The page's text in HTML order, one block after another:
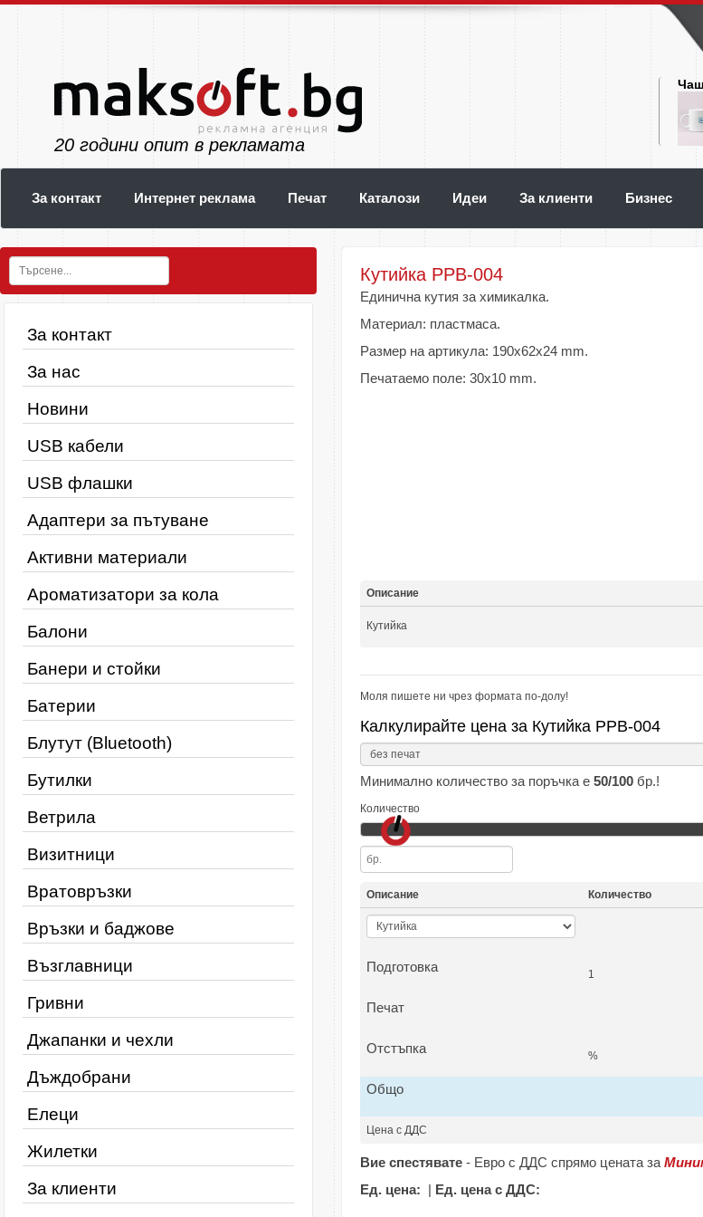
24 години опит в рекламата
За контакт Интернет реклама Печат Каталози Идеи За клиенти Бизнес
За контакт
За нас
Новини
USB кабели
USB флашки
Адаптери за пътуване
Активни материали
Ароматизатори за кола
Балони
Банери и стойки
Батерии
Блутут (Bluetooth)
Бутилки
Ветрила
Визитници
Вратовръзки
Връзки и баджове
Възглавници
Гривни
Джапанки и чехли
Дъждобрани
Елеци
Жилетки
За клиенти
Кутийка PPB-004
Единична кутия за химикалка.
Материал: пластмаса.
Размер на артикула: 190x62x24 mm.
Печатаемо поле: 30х10 mm.
Описание
Кутийка
Моля пишете ни чрез формата по-долу!
Калкулирайте цена за Кутийка PPB-004
Минимално количество за поръчка е 50/100 бр.!
Количество
Описание Количество
Подготовка 1
Печат
Отстъпка %
Общо
Цена с ДДС
Вие спестявате - Евро с ДДС спрямо цената за
Ед. цена: | Ед. цена с ДДС: